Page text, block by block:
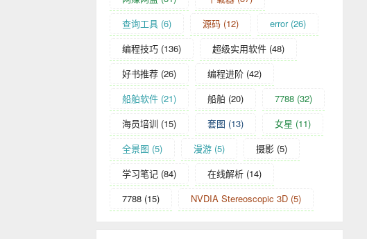
查询工具(6) 源码(12) error(26)
编程技巧(136) 超级实用软件(48)
好书推荐(26) 编程进阶(42)
船舶软件(21) 船舶 (20) 7788(32)
海员培训 (15) 套图 (13) 女星 (11)
全景图 (5) 漫游(5) 摄影(5)
学习笔记(84) 在线解析(14)
7788(15) NVDIA Stereoscopic 3D(5)